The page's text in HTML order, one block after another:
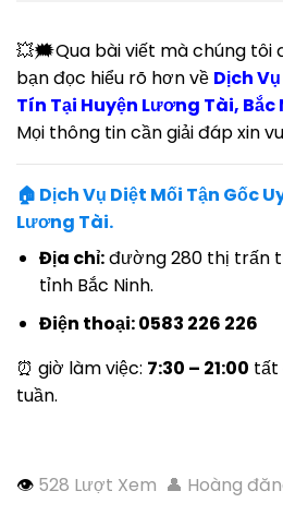
💥🗯Qua bài viết mà chúng tôi
bạn đọc hiểu rõ hơn về Dịch
Tín Tại Huyện Lương Tài, Bắc
Mọi thông tin cần giải đáp xin
🏠 Dịch Vụ Diệt Mối Tận Gốc
Lương Tài.
Địa chỉ:đường 280 thị trấn
tỉnh Bắc Ninh.
Điện thoại: 0583 226 226
⏰ giờ làm việc: 7:30 – 21:00 tất
tuần.
👁 528 Lượt Xem 👤 Hoàng